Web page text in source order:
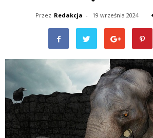
Przez Redakcja - 19 września 2024